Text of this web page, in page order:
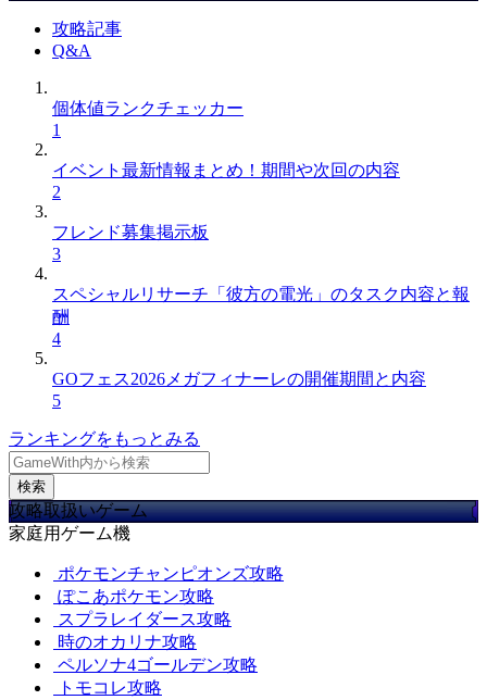
攻略記事
Q&A
個体値ランクチェッカー
1
イベント最新情報まとめ！期間や次回の内容
2
フレンド募集掲示板
3
スペシャルリサーチ「彼方の電光」のタスク内容と報
酬
4
GOフェス2026メガフィナーレの開催期間と内容
5
ランキングをもっとみる
検索
攻略取扱いゲーム
家庭用ゲーム機
ポケモンチャンピオンズ攻略
ぽこあポケモン攻略
スプラレイダース攻略
時のオカリナ攻略
ペルソナ4ゴールデン攻略
トモコレ攻略